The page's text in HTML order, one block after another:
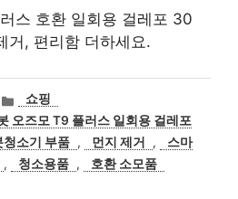
스 호환 일회용 걸레포 30
거, 편리함 더하세요.
카
테
고
리
쇼핑
오즈모 T9 플러스 일회용 걸레포
청소기 부품 , 먼지 제거 ,
스마
, 청소용품 , 호환 소모품